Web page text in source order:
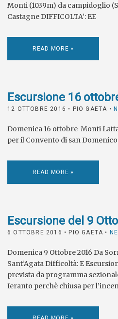
Monti (1039m) da campidoglio
Castagne DIFFICOLTA’: EE
READ MORE »
Escursione 16
12 OTTOBRE 2016 • PIO GAETA •
Domenica 16 ottobre Monti
per il Convento di san
READ MORE »
Escursione del 9
6 OTTOBRE 2016 • PIO GAETA •
Domenica 9 Ottobre 2016 Da
Sant’Agata Difficoltà: E
prevista da programma
Ieranto perchè chiusa per